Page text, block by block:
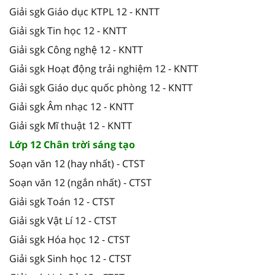
Giải sgk Giáo dục KTPL 12 - KNTT
Giải sgk Tin học 12 - KNTT
Giải sgk Công nghệ 12 - KNTT
Giải sgk Hoạt động trải nghiệm 12 - KNTT
Giải sgk Giáo dục quốc phòng 12 - KNTT
Giải sgk Âm nhạc 12 - KNTT
Giải sgk Mĩ thuật 12 - KNTT
Lớp 12 Chân trời sáng tạo
Soạn văn 12 (hay nhất) - CTST
Soạn văn 12 (ngắn nhất) - CTST
Giải sgk Toán 12 - CTST
Giải sgk Vật Lí 12 - CTST
Giải sgk Hóa học 12 - CTST
Giải sgk Sinh học 12 - CTST